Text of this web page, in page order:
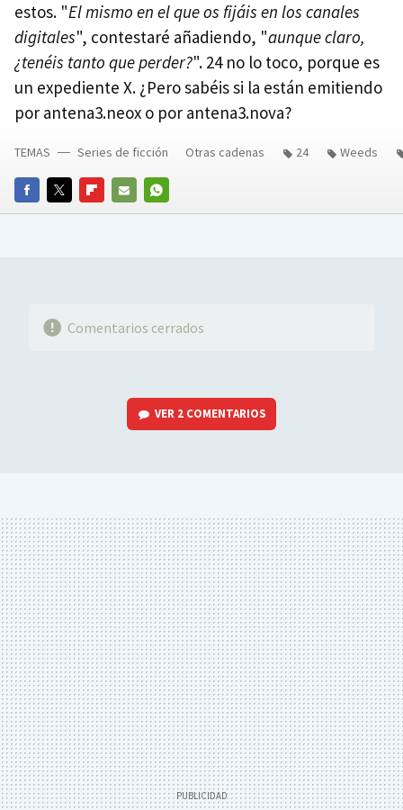
estos. "El mismo en el que os fijáis en los canales
digitales", contestaré añadiendo, "aunque claro,
¿tenéis tanto que perder?". 24 no lo toco, porque es
un expediente X. ¿Pero sabéis si la están emitiendo
por antena3.neox o por antena3.nova?
FACEBOOKTWITTERFLIPBOARD
E-
WHATSAPP
TEMAS Series de ficción Otras cadenas 24 Weeds
Comentarios cerrados
VER 2 COMENTARIOS